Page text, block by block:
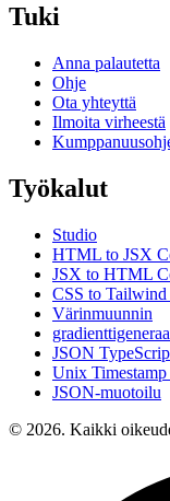
Tuki
Anna palautetta
Ohje
Ota yhteyttä
Ilmoita virheestä
Työkalut
Studio
HTML to JSX
JSX to HTML
CSS to
Värinmuunnin
JSON
Unix
JSON-muotoilu
© 2026. Kaikki